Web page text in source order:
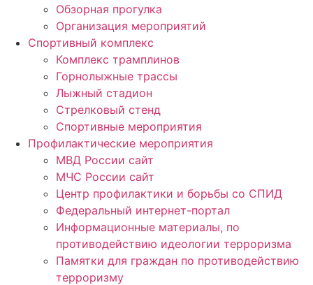
Обзорная прогулка
Организация мероприятий
Спортивный комплекс
Комплекс трамплинов
Горнолыжные трассы
Лыжный стадион
Стрелковый стенд
Спортивные мероприятия
Профилактические мероприятия
МВД России сайт
МЧС России сайт
Центр профилактики и борьбы со СПИД
Федеральный интернет-портал
Информационные материалы, по
противодействию идеологии терроризма
Памятки для граждан по противодействию
терроризму